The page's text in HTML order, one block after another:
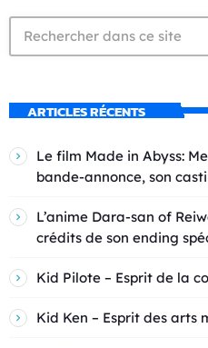
ARTICLES RÉCENTS
Le film Made in Abyss:
bande-annonce, son
L’anime Dara-san of
crédits de son ending
Kid Pilote – Esprit de la
Kid Ken – Esprit des arts